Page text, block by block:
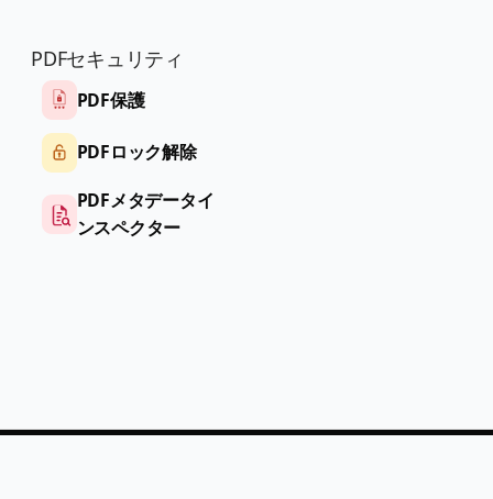
PDFセキュリティ
PDF保護
PDFロック解除
PDFメタデータイ
ンスペクター